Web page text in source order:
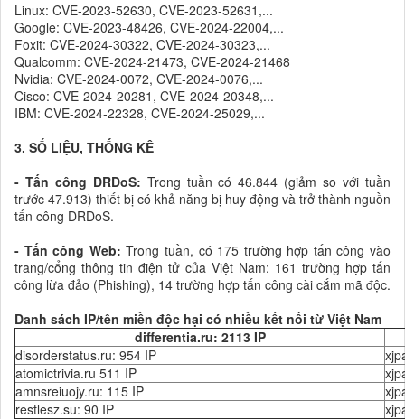
Linux: CVE-2023-52630, CVE-2023-52631,...
Google: CVE-2023-48426, CVE-2024-22004,...
Foxit: CVE-2024-30322, CVE-2024-30323,...
Qualcomm: CVE-2024-21473, CVE-2024-21468
Nvidia: CVE-2024-0072, CVE-2024-0076,...
Cisco: CVE-2024-20281, CVE-2024-20348,...
IBM: CVE-2024-22328, CVE-2024-25029,...
3. SỐ LIỆU, THỐNG KÊ
- Tấn công DRDoS: Trong tuần có 46.844 (giảm so với tuần
trước 47.913) thiết bị có khả năng bị huy động và trở thành nguồn
tấn công DRDoS.
- Tấn công Web:Trong tuần, có 175 trường hợp tấn công vào
trang/cổng thông tin điện tử của Việt Nam: 161 trường hợp tấn
công lừa đảo (Phishing), 14 trường hợp tấn công cài cắm mã độc.
Danh sách IP/tên miền độc hại có nhiều kết nối từ Việt Nam
differentia.ru: 2113 IP
disorderstatus.ru: 954 IP
atomictrivia.ru 511 IP
amnsreiuojy.ru: 115 IP
restlesz.su: 90 IP